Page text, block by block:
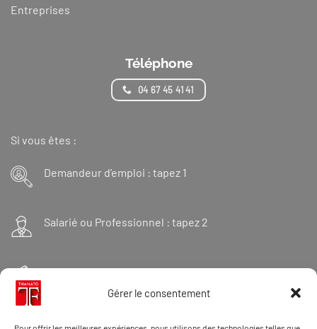
Gérer le consentement
Entreprises
Téléphone
04 67 45 41 41
Si vous êtes :
Demandeur d’emploi : tapez 1
Salarié ou Professionnel : tapez 2
Financeur : tapez 3
Et « 98 » pour une formation Thanatopraxie